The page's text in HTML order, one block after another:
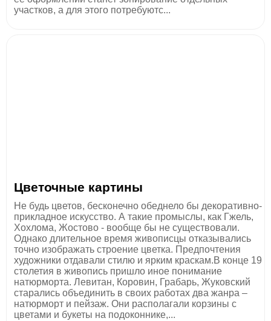
участков, а для этого потребуютс...
Цветочные картины
Не будь цветов, бесконечно обеднело бы декоративно-
прикладное искусство. А такие промыслы, как Гжель,
Хохлома, Жостово - вообще бы не существовали.
Однако длительное время живописцы отказывались
точно изображать строение цветка. Предпочтения
художники отдавали стилю и ярким краскам.В конце 19
столетия в живопись пришло иное понимание
натюрморта. Левитан, Коровин, Грабарь, Жуковский
старались объединить в своих работах два жанра –
натюрморт и пейзаж. Они располагали корзины с
цветами и букеты на подоконнике,...